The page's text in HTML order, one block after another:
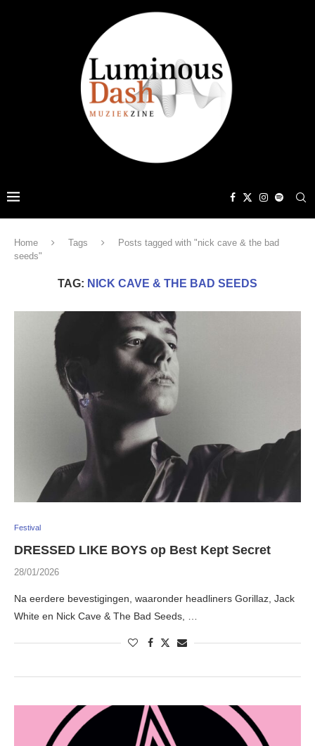
Home Tags
Posts tagged with "nick cave & the bad
seeds"
TAG: NICK CAVE & THE BAD SEEDS
Festival
DRESSED LIKE BOYS op Best Kept Secret
28/01/2026
Na eerdere bevestigingen, waaronder headliners Gorillaz, Jack
White en Nick Cave & The Bad Seeds, …